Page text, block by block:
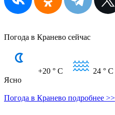
Погода в Кранево сейчас
+20 ° C 24 ° C
Ясно
Погода в Кранево подробнее >>